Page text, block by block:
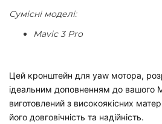
Сумісні моделі:
Mavic 3 Pro
Цей кронштейн для yaw мотора,
ідеальним доповненням до вашого
виготовлений з високоякісних
його довговічність та надійність.